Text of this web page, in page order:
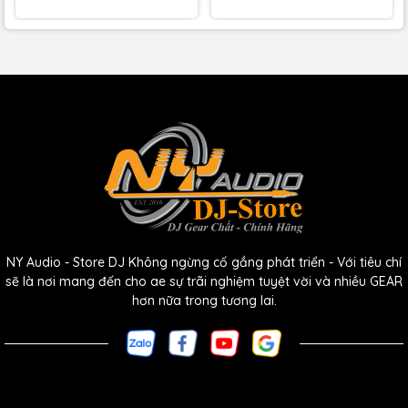
IN-8 2nd Wave của Kali Audio là loa phòng thu ba chiều sử
dụng kiến ​​trúc đồng trục cho loa tầm trung và loa tweeter. Phía
NY Audio - Store DJ Không ngừng cố gắng phát triển - Với tiêu chí
sẽ là nơi mang đến cho ae sự trãi nghiệm tuyệt vời và nhiều GEAR
hơn nữa trong tương lai.